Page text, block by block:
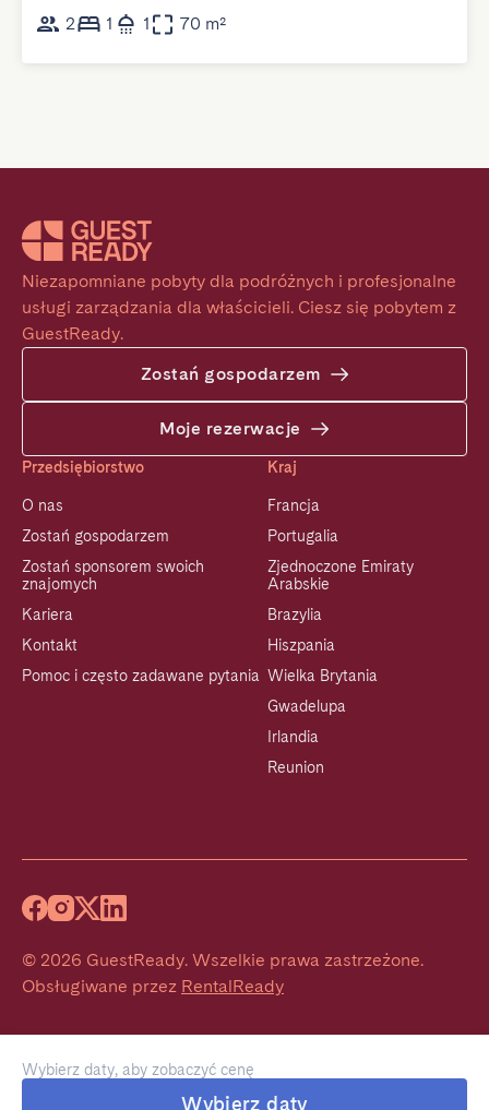
Wybierz daty, aby zobaczyć cenę
Wybierz daty
2
1 1 70 m²
Niezapomniane pobyty dla podróżnych i profesjonalne
usługi zarządzania dla właścicieli. Ciesz się pobytem z
GuestReady.
Zostań gospodarzem
Moje rezerwacje
Przedsiębiorstwo
O nas
Zostań gospodarzem
Zostań sponsorem swoich
znajomych
Kariera
Kontakt
Pomoc i często zadawane pytania
Kraj
Francja
Portugalia
Zjednoczone Emiraty
Arabskie
Brazylia
Hiszpania
Wielka Brytania
Gwadelupa
Irlandia
Reunion
© 2026 GuestReady. Wszelkie prawa zastrzeżone.
Obsługiwane przez RentalReady